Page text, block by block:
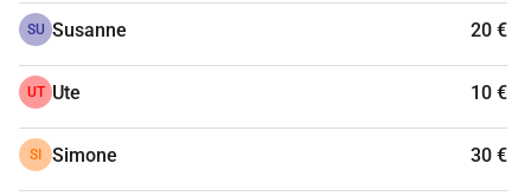
SU Susanne 20 €
UT Ute 10 €
SI Simone 30 €